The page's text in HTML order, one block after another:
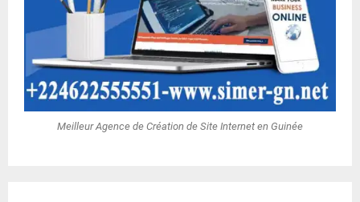
Meilleur Agence de Création de Site Internet en Guinée